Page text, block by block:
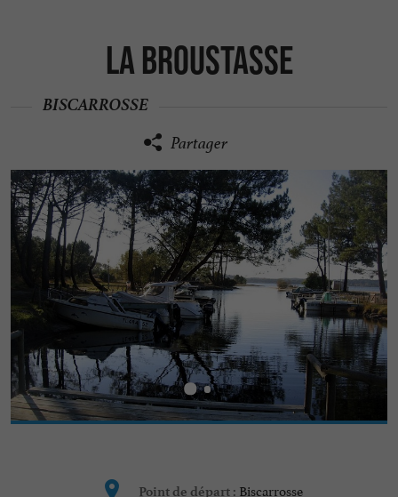
La Broustasse
BISCARROSSE
Partager
Point de départ : Biscarrosse